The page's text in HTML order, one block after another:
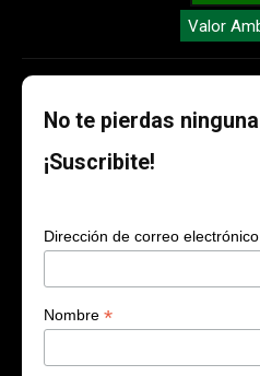
Valor
No te pierdas
¡Suscribite!
Dirección de correo electrónico
Nombre *